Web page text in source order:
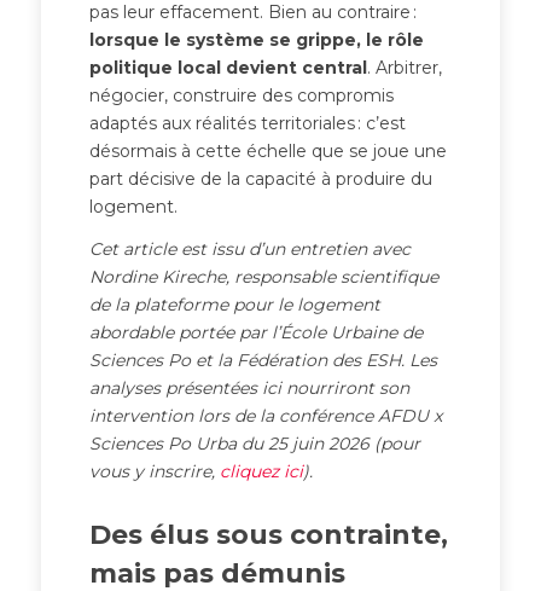
pas leur effacement. Bien au contraire :
lorsque le système se grippe, le rôle
politique local devient central. Arbitrer,
négocier, construire des compromis
adaptés aux réalités territoriales : c’est
désormais à cette échelle que se joue une
part décisive de la capacité à produire du
logement.
Cet article est issu d’un entretien avec
Nordine Kireche, responsable scientifique
de la plateforme pour le logement
abordable portée par l’École Urbaine de
Sciences Po et la Fédération des ESH. Les
analyses présentées ici nourriront son
intervention lors de la conférence AFDU x
Sciences Po Urba du 25 juin 2026 (pour
vous y inscrire, cliquez ici).
Des élus sous contrainte,
mais pas démunis